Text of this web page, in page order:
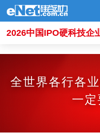
2026中国IPO硬科技企
全世界各行各
一